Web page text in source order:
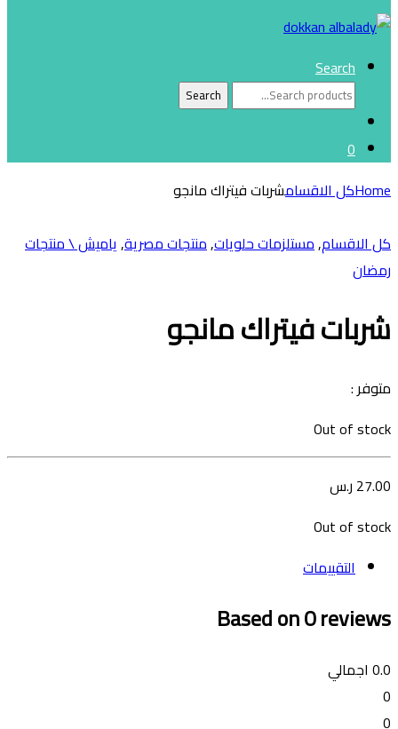
Search
Search
Search
0
Homeكل الاقسامشربات فيتراك مانجو
كل الاقسام,مستلزمات حلويات,منتجات مصرية,ياميش \ منتجات
رمضان
شربات فيتراك مانجو
متوفر :
Out of stock
27.00 ر.س
Out of stock
التقييمات
Based on 0 reviews
0.0 اجمالي
0
0